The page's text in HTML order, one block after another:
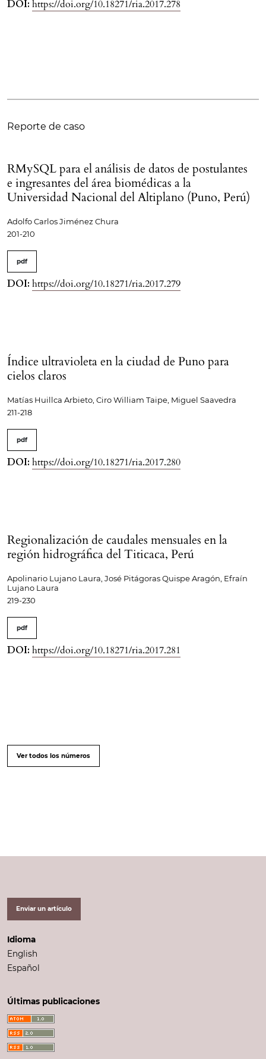
DOI: https://doi.org/10.18271/ria.2017.278
Reporte de caso
RMySQL para el análisis de datos de postulantes
e ingresantes del área biomédicas a la
Universidad Nacional del Altiplano (Puno, Perú)
Adolfo Carlos Jiménez Chura
201-210
pdf
DOI: https://doi.org/10.18271/ria.2017.279
Índice ultravioleta en la ciudad de Puno para
cielos claros
Matías Huillca Arbieto, Ciro William Taipe, Miguel Saavedra
211-218
pdf
DOI: https://doi.org/10.18271/ria.2017.280
Regionalización de caudales mensuales en la
región hidrográfica del Titicaca, Perú
Apolinario Lujano Laura, José Pitágoras Quispe Aragón, Efraín
Lujano Laura
219-230
pdf
DOI: https://doi.org/10.18271/ria.2017.281
Ver todos los números
Enviar un artículo
Idioma
English
Español
Últimas publicaciones